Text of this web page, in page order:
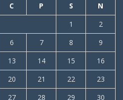
C P S
N
1
2
6 7 8
9
13 14 15
16
20 21 22
23
27 28 29
30